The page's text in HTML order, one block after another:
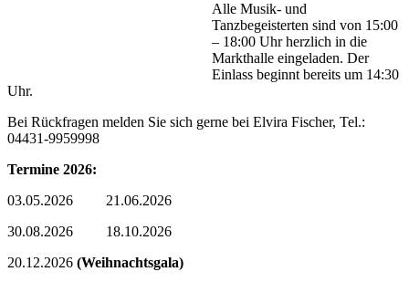
Alle Musik- und
Tanzbegeisterten sind von 15:00
– 18:00 Uhr herzlich in die
Markthalle eingeladen. Der
Einlass beginnt bereits um 14:30
Uhr.
Bei Rückfragen melden Sie sich gerne bei Elvira Fischer, Tel.:
04431-9959998
Termine 2026:
03.05.2026 21.06.2026
30.08.2026 18.10.2026
20.12.2026 (Weihnachtsgala)